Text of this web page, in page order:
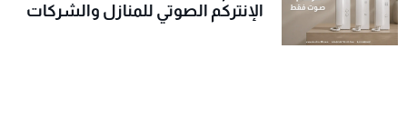
الإنتركم الصوتي للمنازل والشركات